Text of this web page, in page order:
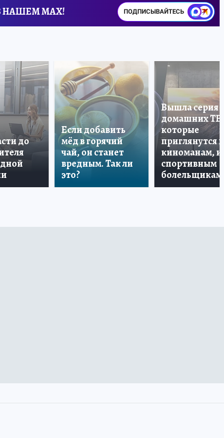
НАШЕМ MAX! ПОДПИСЫВАЙТЕСЬ
до
Если добавить
мёд в горячий
чай, он станет
вредным. Так ли
это?
Вышла серия
домашних ТВ,
которые
приглянутся и
киноманам, и
спортивным
болельщикам